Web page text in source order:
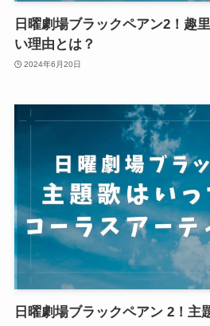
日曜劇場ブラックペアン2！趣
い理由とは？
2024年6月20日
日曜劇場ブラックペアン 2！主